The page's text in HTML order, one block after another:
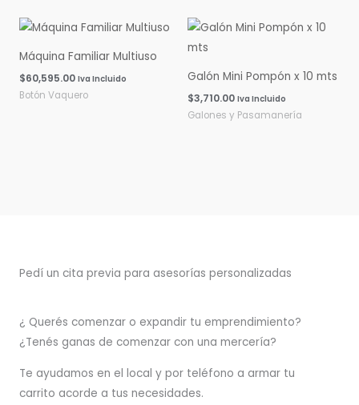
Máquina Familiar Multiuso
$60,595.00 Iva Incluido
Botón Vaquero
Galón Mini Pompón x 10 mts
$3,710.00 Iva Incluido
Galones y Pasamanería
Pedí un cita previa para asesorías personalizadas
¿ Querés comenzar o expandir tu emprendimiento?
¿Tenés ganas de comenzar con una mercería?
Te ayudamos en el local y por teléfono a armar tu
carrito acorde a tus necesidades.